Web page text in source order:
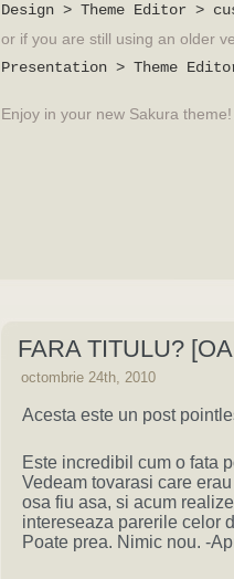
Design > Theme Editor >
or if you are still using an older
Presentation > Theme
Enjoy in your new Sakura
FARA TITULU?
octombrie 24th, 2010
Acesta este un post
Este incredibil cum o fata
Vedeam tovarasi care
osa fiu asa, si acum
intereseaza parerile celor
Poate prea. Nimic nou. -